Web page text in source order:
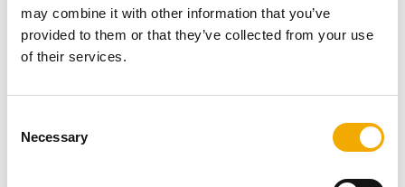
may combine it with other information that you’ve
provided to them or that they’ve collected from your use
of their services.
Necessary